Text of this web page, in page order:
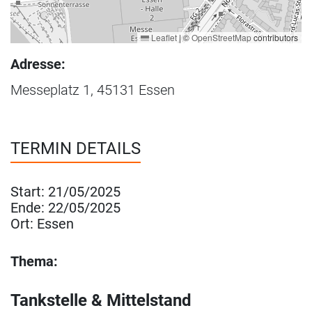
Leaflet |©OpenStreetMapcontributors
Adresse:
Messeplatz 1, 45131 Essen
TERMIN DETAILS
Start: 21/05/2025
Ende: 22/05/2025
Ort: Essen
Thema:
Tankstelle & Mittelstand